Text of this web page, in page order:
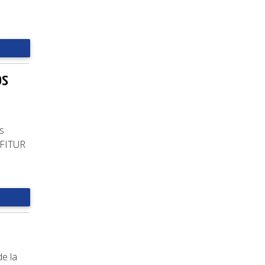
la